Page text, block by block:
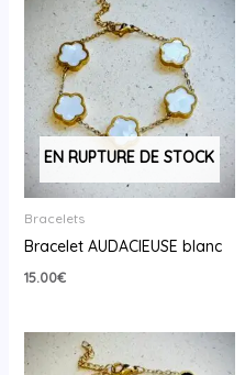
EN RUPTURE DE STOCK
Bracelets
Bracelet AUDACIEUSE blanc
15.00€